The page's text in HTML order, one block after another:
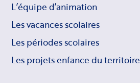
L’équipe d’animation
Les vacances scolaires
Les périodes scolaires
Les projets enfance du territoire